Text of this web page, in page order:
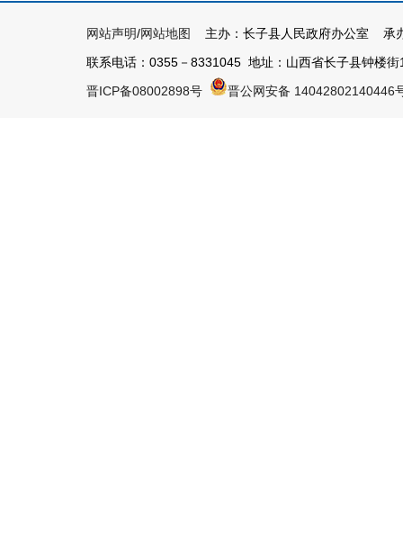
网站声明/网站地图
主办：长子县人民政府办公室 承
联系电话：0355－8331045 地址：山西省长子县钟楼
晋ICP备08002898号
晋公网安备 14042802140446